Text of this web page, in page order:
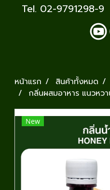
Tel. 02-9791298-
หน้าแรก สินค้าทั้งหมด
กลิ่นผสมอาหาร แนวหว
New